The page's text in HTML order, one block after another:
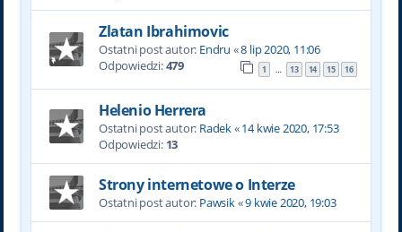
Zlatan Ibrahimovic
Ostatni post autor: Endru «8 lip 2020, 11:06
Odpowiedzi:479 1 … 13 14 15 16
Helenio Herrera
Ostatni post autor: Radek«14 kwie 2020, 17:53
Odpowiedzi: 13
Strony internetowe o Interze
Ostatni post autor: Pawsik«9 kwie 2020, 19:03